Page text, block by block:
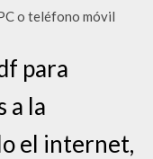
o teléfono móvil
para
a la
el internet,